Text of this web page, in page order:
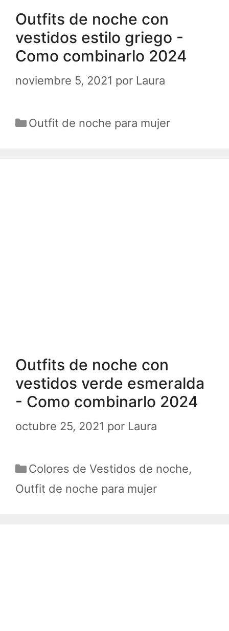
Outfits de noche con
vestidos estilo griego -
Como combinarlo 2024
noviembre 5, 2021 por Laura
Categorías
Outfit de noche para mujer
Outfits de noche con
vestidos verde esmeralda
- Como combinarlo 2024
octubre 25, 2021 por Laura
Categorías
Colores de Vestidos de noche,
Outfit de noche para mujer